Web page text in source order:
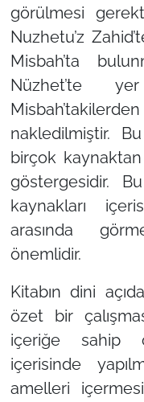
görülmesi
Nuzhetu’z
Misbah’ta
Nüzhet’te
nakledilmiştir.
birçok
göstergesidir.
kaynakları
arasında
önemlidir.
Kitabın dini
özet bir
içeriğe sahip
içerisinde
amelleri